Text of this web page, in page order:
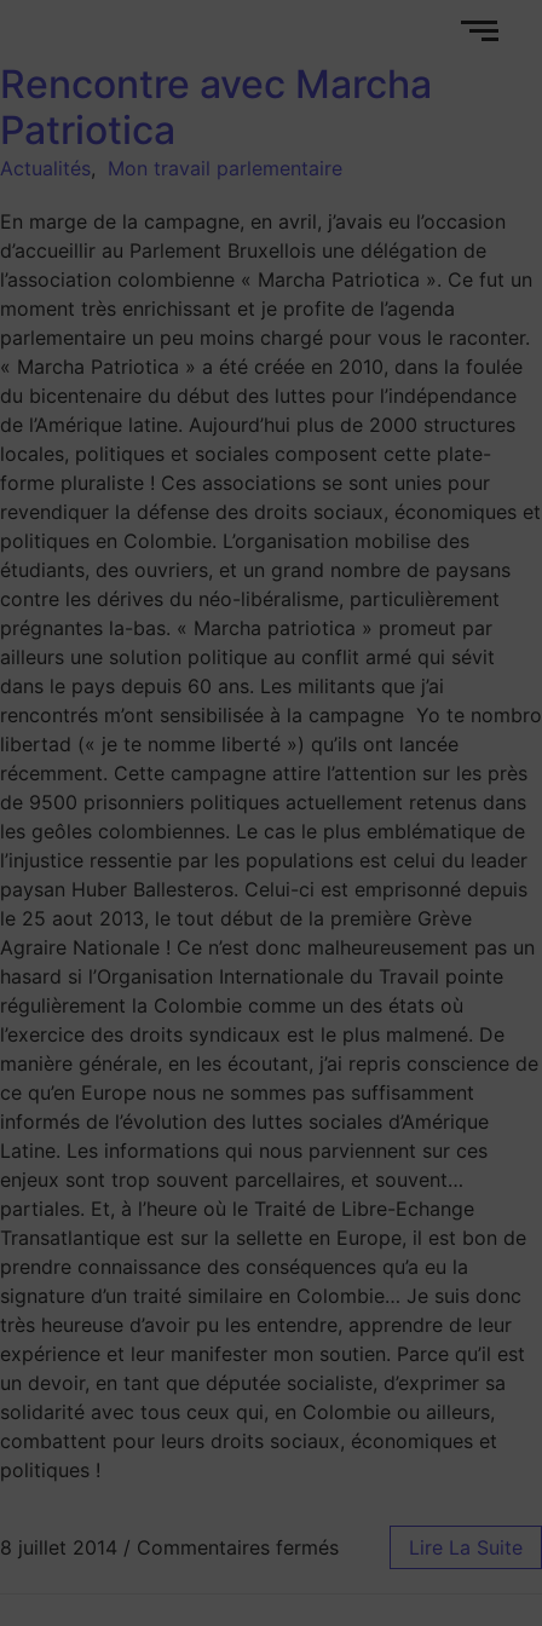
Rencontre avec Marcha
Patriotica
Actualités, Mon travail parlementaire
En marge de la campagne, en avril, j’avais eu l’occasion
d’accueillir au Parlement Bruxellois une délégation de
l’association colombienne « Marcha Patriotica ». Ce fut un
moment très enrichissant et je profite de l’agenda
parlementaire un peu moins chargé pour vous le raconter.
« Marcha Patriotica » a été créée en 2010, dans la foulée
du bicentenaire du début des luttes pour l’indépendance
de l’Amérique latine. Aujourd’hui plus de 2000 structures
locales, politiques et sociales composent cette plate-
forme pluraliste ! Ces associations se sont unies pour
revendiquer la défense des droits sociaux, économiques et
politiques en Colombie. L’organisation mobilise des
étudiants, des ouvriers, et un grand nombre de paysans
contre les dérives du néo-libéralisme, particulièrement
prégnantes la-bas. « Marcha patriotica » promeut par
ailleurs une solution politique au conflit armé qui sévit
dans le pays depuis 60 ans. Les militants que j’ai
rencontrés m’ont sensibilisée à la campagne Yo te nombro
libertad (« je te nomme liberté ») qu’ils ont lancée
récemment. Cette campagne attire l’attention sur les près
de 9500 prisonniers politiques actuellement retenus dans
les geôles colombiennes. Le cas le plus emblématique de
l’injustice ressentie par les populations est celui du leader
paysan Huber Ballesteros. Celui-ci est emprisonné depuis
le 25 aout 2013, le tout début de la première Grève
Agraire Nationale ! Ce n’est donc malheureusement pas un
hasard si l’Organisation Internationale du Travail pointe
régulièrement la Colombie comme un des états où
l’exercice des droits syndicaux est le plus malmené. De
manière générale, en les écoutant, j’ai repris conscience de
ce qu’en Europe nous ne sommes pas suffisamment
informés de l’évolution des luttes sociales d’Amérique
Latine. Les informations qui nous parviennent sur ces
enjeux sont trop souvent parcellaires, et souvent…
partiales. Et, à l’heure où le Traité de Libre-Echange
Transatlantique est sur la sellette en Europe, il est bon de
prendre connaissance des conséquences qu’a eu la
signature d’un traité similaire en Colombie… Je suis donc
très heureuse d’avoir pu les entendre, apprendre de leur
expérience et leur manifester mon soutien. Parce qu’il est
un devoir, en tant que députée socialiste, d’exprimer sa
solidarité avec tous ceux qui, en Colombie ou ailleurs,
combattent pour leurs droits sociaux, économiques et
politiques !
8 juillet 2014 / Commentaires fermés Lire La Suite